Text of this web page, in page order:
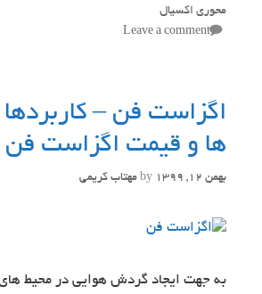
محوری اکسیال
Leave a comment
اگزاست فن – کاربردها
ها و قیمت اگزاست فن
بهمن 12, 1399 by مهتاب کریمی
به جهت ایجاد گردش هوایی در محیط